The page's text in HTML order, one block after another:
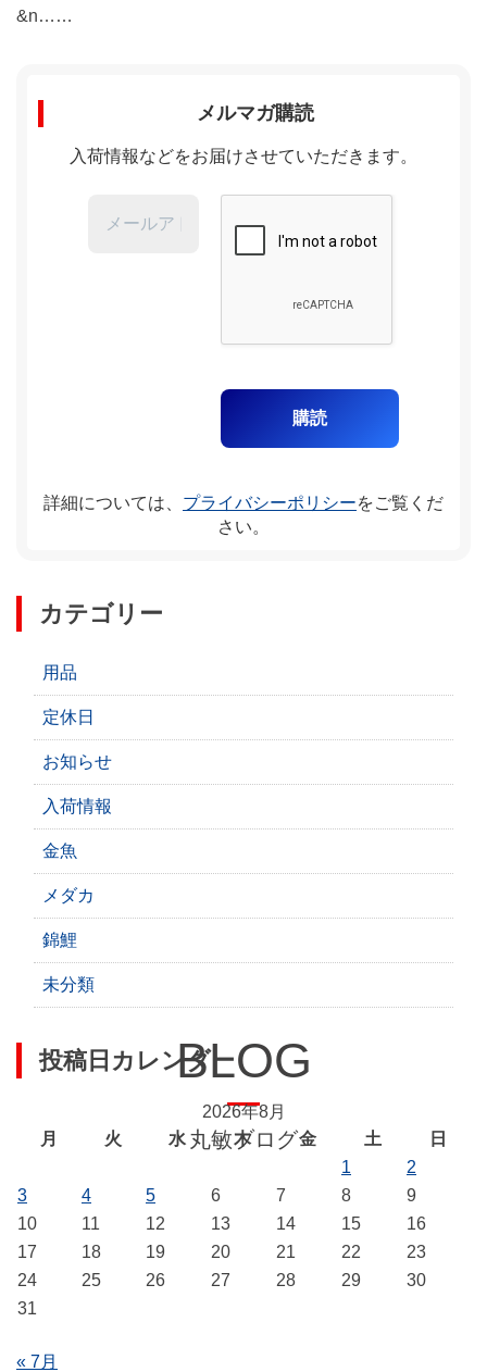
BLOG
丸敏ブログ
&n……
メルマガ購読
入荷情報などをお届けさせていただきます。
詳細については、 プライバシーポリシーをご覧くだ
さい。
カテゴリー
用品
定休日
お知らせ
入荷情報
金魚
メダカ
錦鯉
未分類
投稿日カレンダー
2026年8月
月
火 水 木 金 土
日
1
2
3
4 5 6 7 8
9
10
11 12 13 14 15
16
17
18 19 20 21 22
23
24
25 26 27 28 29
30
31
« 7月